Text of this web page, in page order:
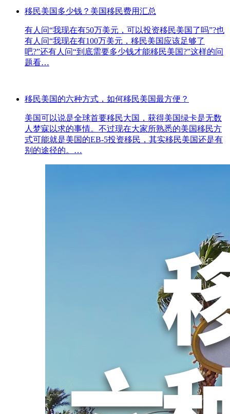
移民美国多少钱？美国移民费用汇总
有人问“我现在有50万美元，可以投资移民美国了吗”?也
有人问“我现在有100万美元，移民美国应该足够了
吧?”还有人问“到底需要多少钱才能移民美国?”这样的问
题看…
移民美国的六种方式，如何移民美国最方便？
美国可以说是全球首要移民大国，获得美国绿卡是无数
人梦寐以求的事情。不过现在大家所熟悉的美国移民方
式可能就是美国的EB-5投资移民，其实移民美国还是有
别的途径的。…